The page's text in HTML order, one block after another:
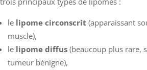
le lipome circonscrit (apparaissant
muscle),
le lipome diffus (beaucoup plus rare,
tumeur bénigne),